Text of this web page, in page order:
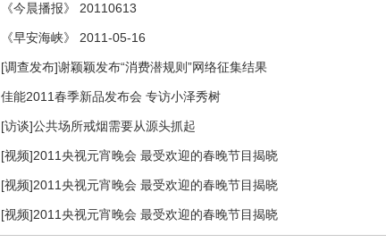
《今晨播报》 20110613
《早安海峡》 2011-05-16
[调查发布]谢颖颖发布“消费潜规则”网络征集结果
佳能2011春季新品发布会 专访小泽秀树
[访谈]公共场所戒烟需要从源头抓起
[视频]2011央视元宵晚会 最受欢迎的春晚节目揭晓
[视频]2011央视元宵晚会 最受欢迎的春晚节目揭晓
[视频]2011央视元宵晚会 最受欢迎的春晚节目揭晓